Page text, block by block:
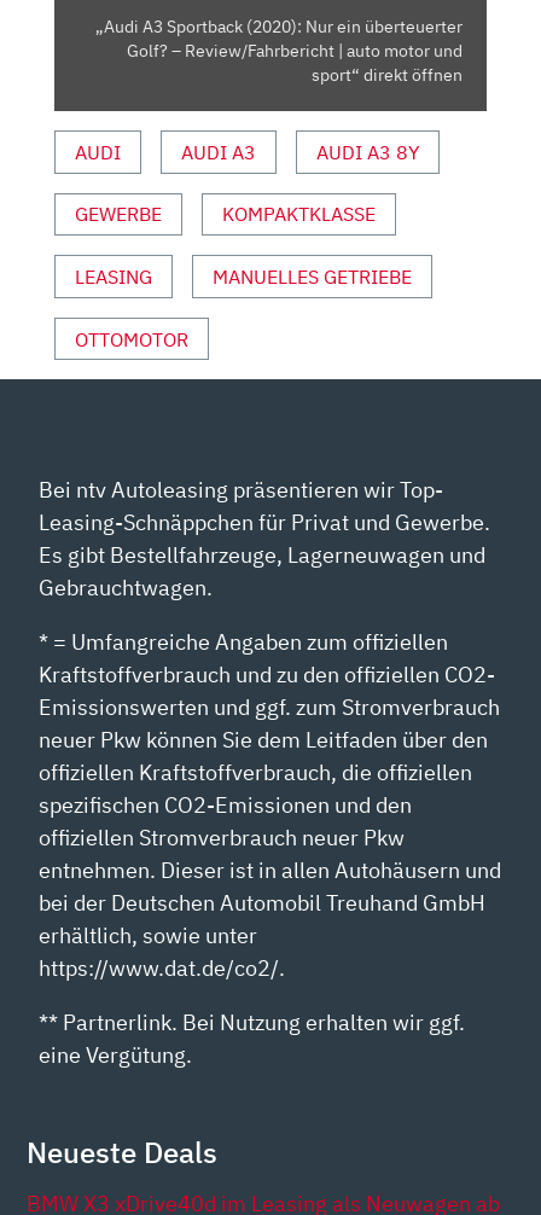
REVIEW/FAHRBERICHT
MOTOR
UND
SPORT“
VON
ANZEIGEN
„Audi A3 Sportback (2020): Nur ein überteuerter
Golf? – Review/Fahrbericht | auto motor und
sport“ direkt öffnen
AUDI AUDI A3 AUDI A3 8Y
GEWERBE KOMPAKTKLASSE
LEASING MANUELLES GETRIEBE
OTTOMOTOR
Bei ntv Autoleasing präsentieren wir Top-
Leasing-Schnäppchen für Privat und Gewerbe.
Es gibt Bestellfahrzeuge, Lagerneuwagen und
Gebrauchtwagen.
* = Umfangreiche Angaben zum offiziellen
Kraftstoffverbrauch und zu den offiziellen CO2-
Emissionswerten und ggf. zum Stromverbrauch
neuer Pkw können Sie dem Leitfaden über den
offiziellen Kraftstoffverbrauch, die offiziellen
spezifischen CO2-Emissionen und den
offiziellen Stromverbrauch neuer Pkw
entnehmen. Dieser ist in allen Autohäusern und
bei der Deutschen Automobil Treuhand GmbH
erhältlich, sowie unter
https://www.dat.de/co2/.
** Partnerlink. Bei Nutzung erhalten wir ggf.
eine Vergütung.
Neueste Deals
BMW X3 xDrive40d im Leasing als Neuwagen ab